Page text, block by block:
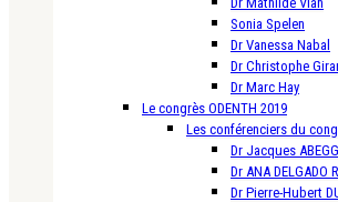
Sonia Spelen
Dr Vanessa Nabal
Dr Christophe
Dr Marc Hay
Le congrès ODENTH 2019
Les conférenciers du
Dr Jacques ABEGG
Dr ANA DELGADO
Dr Pierre-Hubert